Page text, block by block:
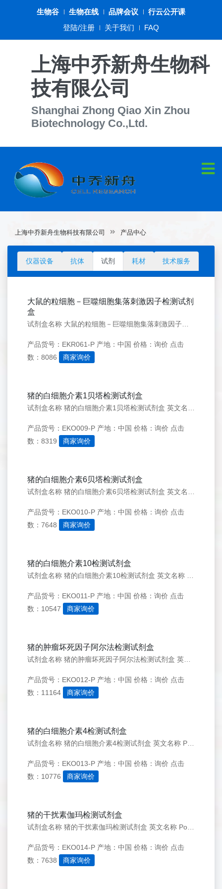
生物谷 生物在线 品牌会议
行云公开课
登陆/注册
关于我们 FAQ
上海中乔新舟生物科
技有限公司
Shanghai Zhong Qiao Xin Zhou
Biotechnology Co.,Ltd.
上海中乔新舟生物科技有限公司 产品中心
仪器设备 抗体 试剂 耗材 技术服务
大鼠的粒细胞－巨噬细胞集落刺激因子检测试剂
盒
产品货号：EKR061-P 产地：中国 价格：询价 点击
数：8086
商家询价
猪的白细胞介素1贝塔检测试剂盒
产品货号：EKO009-P 产地：中国 价格：询价 点击
数：8319
商家询价
猪的白细胞介素6贝塔检测试剂盒
产品货号：EKO010-P 产地：中国 价格：询价 点击
数：7648
商家询价
猪的白细胞介素10检测试剂盒
产品货号：EKO011-P 产地：中国 价格：询价 点击
数：10547
商家询价
猪的肿瘤坏死因子阿尔法检测试剂盒
产品货号：EKO012-P 产地：中国 价格：询价 点击
数：11164
商家询价
猪的白细胞介素4检测试剂盒
产品货号：EKO013-P 产地：中国 价格：询价 点击
数：10776
商家询价
猪的干扰素伽玛检测试剂盒
产品货号：EKO014-P 产地：中国 价格：询价 点击
数：7638
商家询价